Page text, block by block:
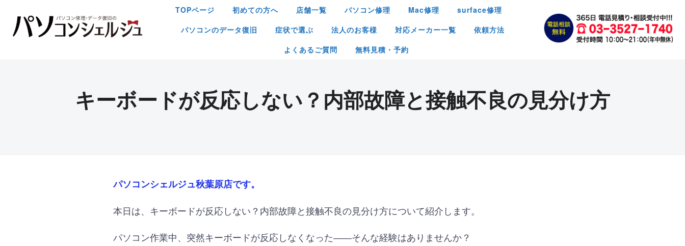
TOPページ 初めての方へ 店舗一覧 パソコン修理 Mac修理
surface修理
パソコンのデータ復旧
症状で選ぶ 法人のお客様 対応メーカー一覧
依頼方法
よくあるご質問
無料見積・予約
キーボードが反応しない？内部故障と接触不良の見分け方
パソコンシェルジュ秋葉原店です。
本日は、 キーボードが反応しない？内部故障と接触不良の見分け方について紹介します。
パソコン作業中、突然キーボードが反応しなくなった――そんな経験はありませんか？